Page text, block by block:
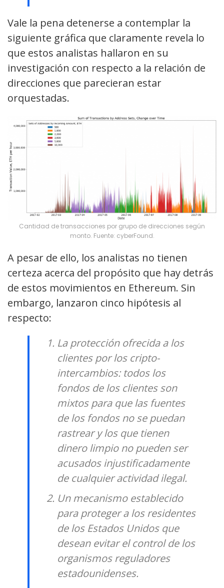
Vale la pena detenerse a contemplar la
siguiente gráfica que claramente revela lo
que estos analistas hallaron en su
investigación con respecto a la relación de
direcciones que parecieran estar
orquestadas.
Cantidad de transacciones por grupo de direcciones según
monto. Fuente: cyberFound.
A pesar de ello, los analistas no tienen
certeza acerca del propósito que hay detrás
de estos movimientos en Ethereum. Sin
embargo, lanzaron cinco hipótesis al
respecto:
La protección ofrecida a los
clientes por los cripto-
intercambios: todos los
fondos de los clientes son
mixtos para que las fuentes
de los fondos no se puedan
rastrear y los que tienen
dinero limpio no pueden ser
acusados injustificadamente
de cualquier actividad ilegal.
Un mecanismo establecido
para proteger a los residentes
de los Estados Unidos que
desean evitar el control de los
organismos reguladores
estadounidenses.